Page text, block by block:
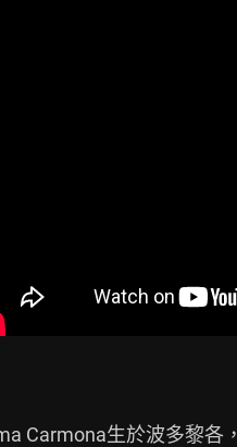
Carmona生於波多黎各，